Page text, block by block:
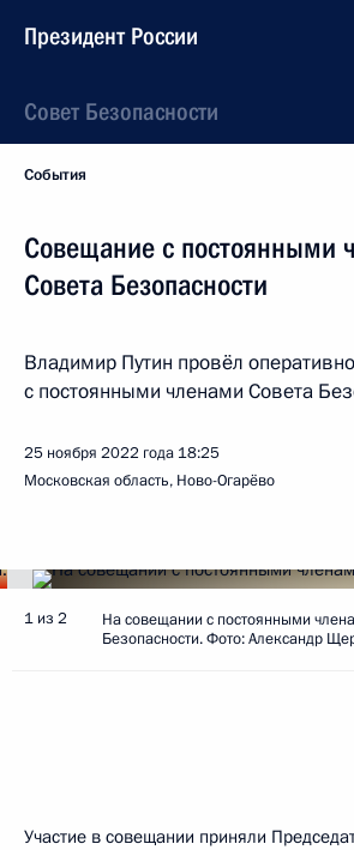
Президент России
Совет Безопасности
События
Совещание с постоянными
Совета Безопасности
Владимир Путин провёл
с постоянными членами Совета
25 ноября 2022 года 18:25
Московская область, Ново-Огарёво
1 из 2
На совещании с постоянными
Безопасности. Фото: Александр
Участие в совещании приняли